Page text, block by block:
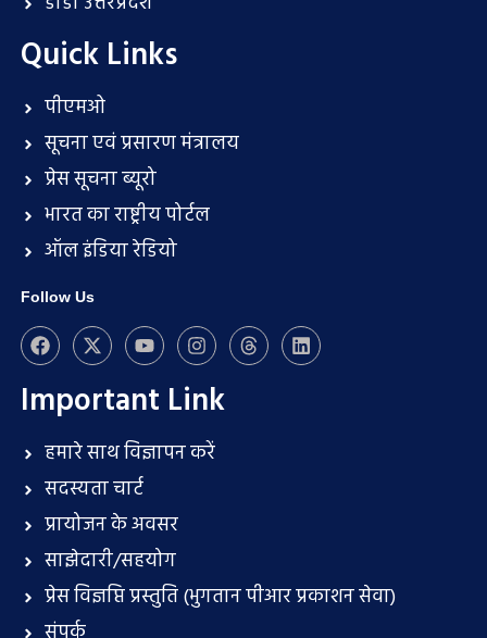
Quick Links
पीएमओ
सूचना एवं प्रसारण मंत्रालय
प्रेस सूचना ब्यूरो
भारत का राष्ट्रीय पोर्टल
ऑल इंडिया रेडियो
Follow Us
Important Link
हमारे साथ विज्ञापन करें
सदस्यता चार्ट
प्रायोजन के अवसर
साझेदारी/सहयोग
प्रेस विज्ञप्ति प्रस्तुति (भुगतान पीआर प्रकाशन सेवा)